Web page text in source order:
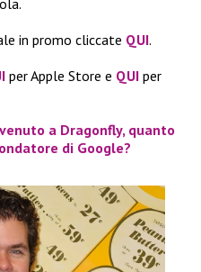
in promo cliccate QUI.
per Apple Store e QUI per
a Dragonfly, quanto
di Google?